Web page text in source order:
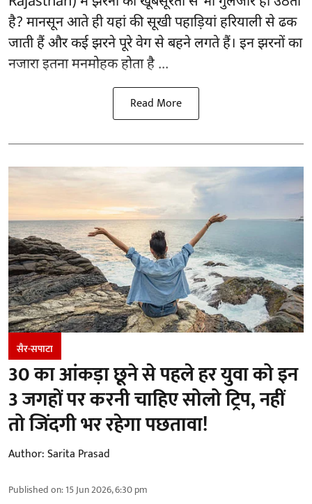
है? मानसून आते ही यहां की सूखी पहाड़ियां हरियाली से ढक
जाती हैं और कई झरने पूरे वेग से बहने लगते हैं। इन झरनों का
नजारा इतना मनमोहक होता है ...
Read More
सैर-सपाटा
30 का आंकड़ा छूने से पहले हर युवा को इन
3 जगहों पर करनी चाहिए सोलो ट्रिप, नहीं
तो जिंदगी भर रहेगा पछतावा!
Author:Sarita Prasad
Published on:15 Jun 2026, 6:30 pm